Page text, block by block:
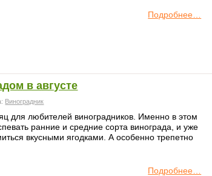
Подробнее…
в августе
Виноградник
для любителей виноградников. Именно в этом
ранние и средние сорта винограда, и уже
вкусными ягодками. А особенно трепетно
Подробнее…